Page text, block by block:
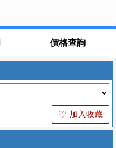
價格查詢
♡ 加入收藏